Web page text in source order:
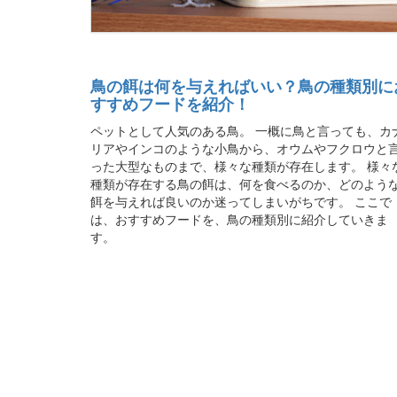
鳥の餌は何を与えればいい？鳥の種類別
すすめフードを紹介！
ペットとして人気のある鳥。 一概に鳥と言っても、カ
リアやインコのような小鳥から、オウムやフクロウと
った大型なものまで、様々な種類が存在します。 様々
種類が存在する鳥の餌は、何を食べるのか、どのよう
餌を与えれば良いのか迷ってしまいがちです。 ここで
は、おすすめフードを、鳥の種類別に紹介していきま
す。